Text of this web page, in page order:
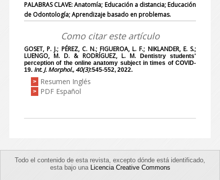
PALABRAS CLAVE: Anatomía; Educación a distancia; Educación
de Odontología; Aprendizaje basado en problemas.
Como citar este artículo
GOSET, P. J.; PÉREZ, C. N.; FIGUEROA, L. F.; NIKLANDER, E. S.;
LUENGO, M. D. & RODRÍGUEZ, L. M.Dentistry students'
perception of the online anatomy subject in times of COVID-
19. Int. J. Morphol., 40(3):545-552, 2022.
>
Resumen Inglés
> PDF Español
Todo el contenido de esta revista, excepto dónde está identificado,
esta bajo una Licencia Creative Commons